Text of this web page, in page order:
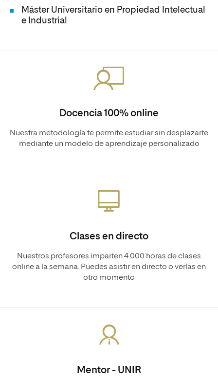
Máster Universitario en Propiedad Intelectual
e Industrial
Docencia 100% online
Nuestra metodología te permite estudiar sin desplazarte
mediante un modelo de aprendizaje personalizado
Clases en directo
Nuestros profesores imparten 4.000 horas de clases
online a la semana. Puedes asistir en directo o verlas en
otro momento
Mentor - UNIR